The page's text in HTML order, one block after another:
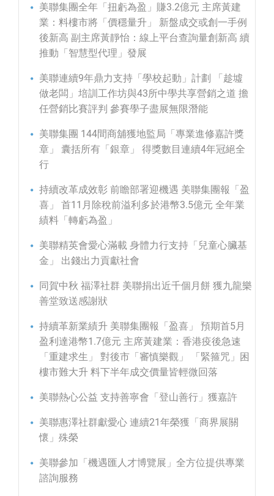
美聯集團全年「扭虧為盈」賺3.2億元 主席黃建
業：料樓市將「價穩量升」 新盤成交或創一手例
後新高 副主席黃靜怡：線上平台查詢量創新高 續
推動「智慧型代理」發展
美聯連續9年鼎力支持「學校起動」計劃 「趁墟
做老闆」培訓工作坊與43所中學共享營銷之道 擔
任營銷比賽評判 參賽學子盡展無限潛能
美聯集團 144間商舖獲地監局「專業進修嘉許獎
章」 囊括所有「銀章」 得獎數目連續4年冠絕全
行
持續改革成效彰 前瞻部署迎機遇 美聯集團報「盈
喜」 首11月除稅前溢利多於港幣3.5億元 全年業
績料「轉虧為盈」
美聯精英會愛心滿載 身體力行支持「兒童心臟基
金」 出錢出力貢獻社會
同賀中秋 福澤社群 美聯捐出近千個月餅 獲九龍樂
善堂致送感謝狀
持續革新業績升 美聯集團報「盈喜」 預期首5月
盈利達港幣1.7億元 主席黃建業：香港疫後急速
「重建求生」 對後市「審慎樂觀」 「緊箍咒」困
樓市難大升 料下半年成交價量皆輕微回落
美聯熱心公益 支持善寧會「登山善行」獲嘉許
美聯惠澤社群獻愛心 連續21年榮獲「商界展關
懷」殊榮
美聯參加「機遇匯人才博覽展」全方位提供專業
諮詢服務